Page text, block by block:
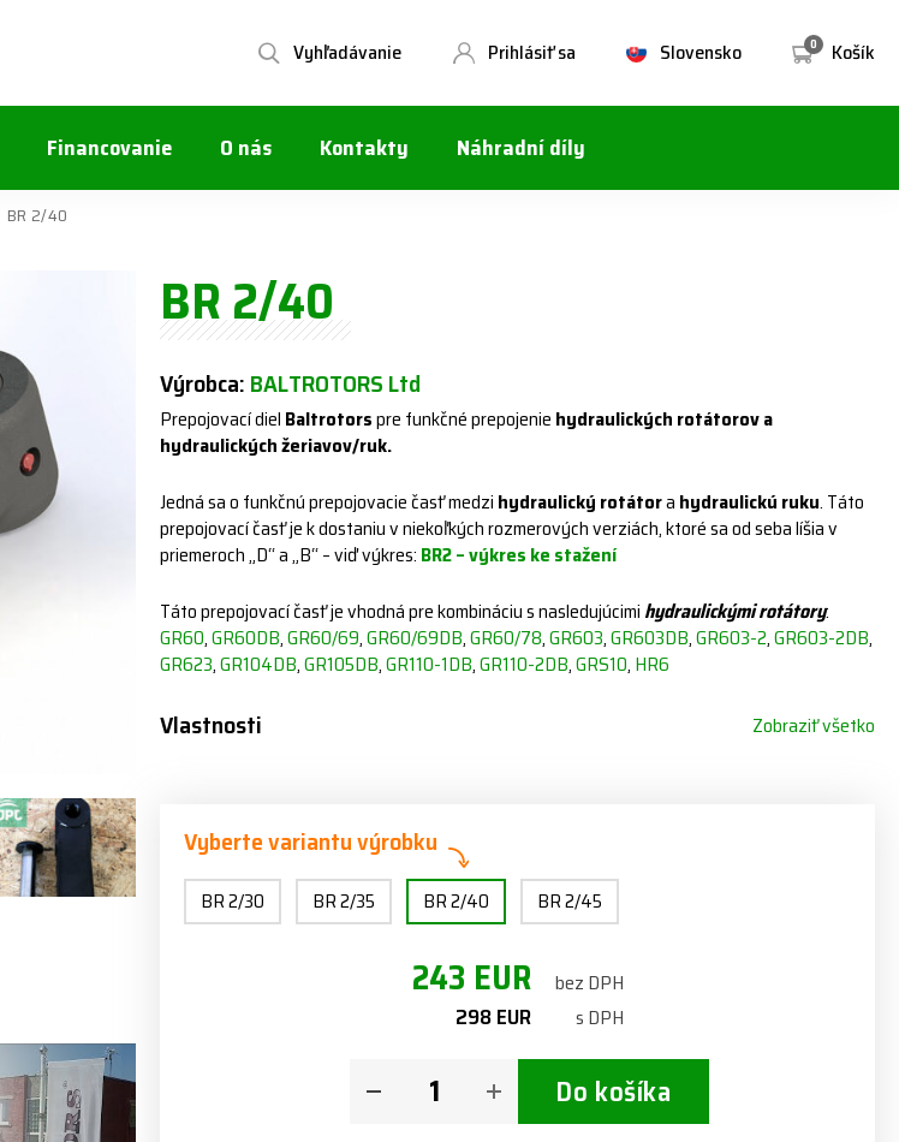
0 Košík
Slovensko
Prihlásiť sa
Vyhľadávanie
Financovanie O nás Kontakty Náhradní díly
BR 2/40
BR 2/40
Výrobca:BALTROTORS Ltd
Prepojovací diel Baltrotorspre funkčné prepojenie hydraulických rotátorov a
hydraulických žeriavov/ruk.
Jedná sa o funkčnú prepojovacie časť medzi hydraulický rotátora hydraulickú ruku. Táto
prepojovací časť je k dostaniu v niekoľkých rozmerových verziách, ktoré sa od seba líšia v
priemeroch „D“ a „B“ – viď výkres: BR2 – výkres ke stažení
Táto prepojovací časť je vhodná pre kombináciu s nasledujúcimi hydraulickými rotátory:
GR60,GR60DB,GR60/69,GR60/69DB,GR60/78,GR603,GR603DB,GR603-2,GR603-2DB,
GR623,GR104DB,GR105DB,GR110-1DB,GR110-2DB,GRS10, HR6
Vlastnosti Zobraziť všetko
Vyberte variantu výrobku
BR 2/30 BR 2/35 BR 2/40 BR 2/45
243 EUR bez DPH
298 EUR s DPH
Do košíka